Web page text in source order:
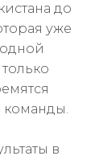
до
уже
команды.
в